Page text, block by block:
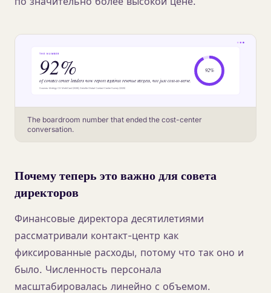
The boardroom number that ended the cost-center
conversation.
Почему теперь это важно для совета
директоров
Финансовые директора десятилетиями
рассматривали контакт-центр как
фиксированные расходы, потому что так оно и
было. Численность персонала
масштабировалась линейно с объемом.